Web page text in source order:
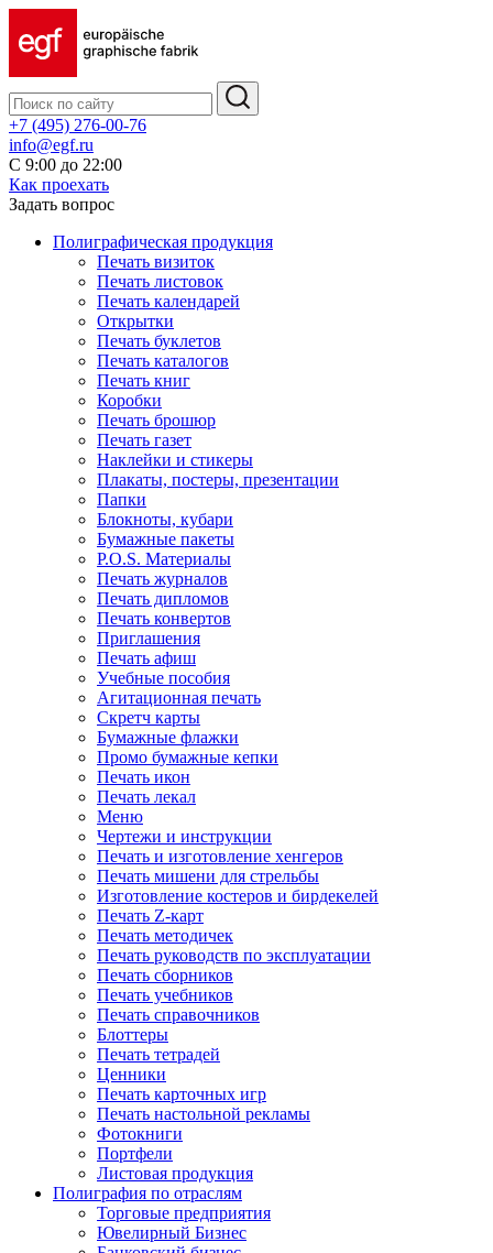
+7 (495) 276-00-76
info@egf.ru
С 9:00 до 22:00
Как проехать
Задать вопрос
Полиграфическая продукция
Печать визиток
Печать листовок
Печать календарей
Открытки
Печать буклетов
Печать каталогов
Печать книг
Коробки
Печать брошюр
Печать газет
Наклейки и стикеры
Плакаты, постеры, презентации
Папки
Блокноты, кубари
Бумажные пакеты
P.O.S. Материалы
Печать журналов
Печать дипломов
Печать конвертов
Приглашения
Печать афиш
Учебные пособия
Агитационная печать
Скретч карты
Бумажные флажки
Промо бумажные кепки
Печать икон
Печать лекал
Меню
Чертежи и инструкции
Печать и изготовление хенгеров
Печать мишени для стрельбы
Изготовление костеров и бирдекелей
Печать Z-карт
Печать методичек
Печать руководств по эксплуатации
Печать сборников
Печать учебников
Печать справочников
Блоттеры
Печать тетрадей
Ценники
Печать карточных игр
Печать настольной рекламы
Фотокниги
Портфели
Листовая продукция
Полиграфия по отраслям
Торговые предприятия
Ювелирный Бизнес